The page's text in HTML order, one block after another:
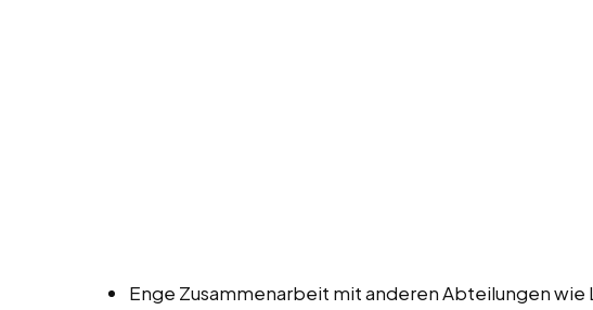
Enge Zusammenarbeit mit anderen Abteilungen wie